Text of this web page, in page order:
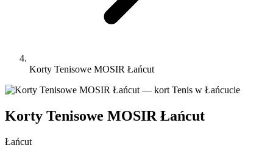
Korty Tenisowe MOSIR Łańcut
Korty Tenisowe MOSIR Łańcut
Łańcut